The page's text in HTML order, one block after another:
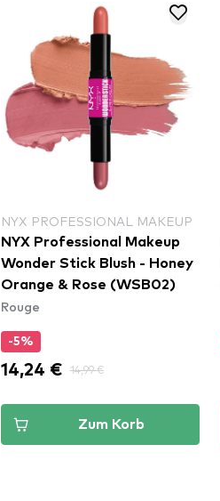
NYX PROFESSIONAL MAKEUP
NYX Professional Makeup
Wonder Stick Blush - Honey
Orange & Rose (WSB02)
Rouge
-5%
14,24 € 14,99 €
Zum Korb